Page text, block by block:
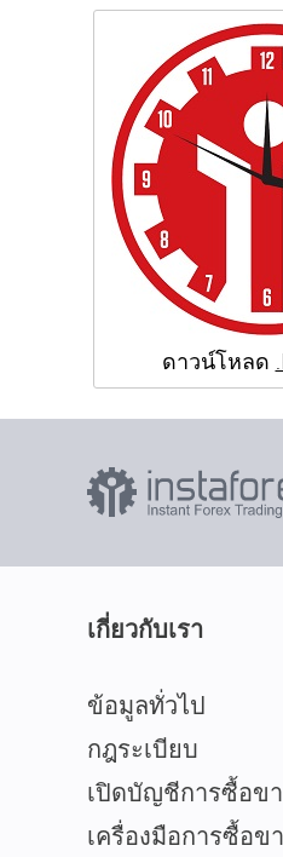
ดาวน์โหลด
เกี่ยวกับเรา
ข้อมูลทั่วไป
กฎระเบียบ
เปิดบัญชีการซื้อข
เครื่องมือการซื้อข